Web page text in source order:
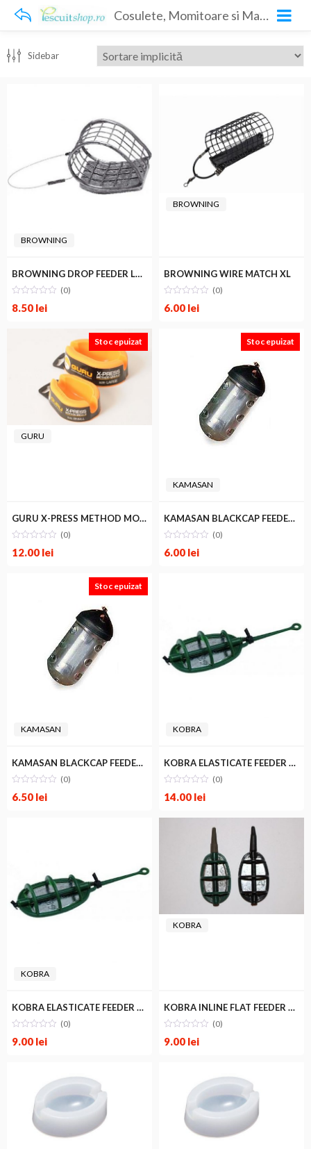
Cosulete, Momitoare si Matrite
Sidebar
BROWNING
BROWNING DROP FEEDER LARGE
(0)
8.50 lei
BROWNING
BROWNING WIRE MATCH XL
(0)
6.00 lei
Stoc epuizat
GURU
GURU X-PRESS METHOD MOULD L
(0)
12.00 lei
Stoc epuizat
KAMASAN
KAMASAN BLACKCAP FEEDER 20g SMALL
(0)
6.00 lei
Stoc epuizat
KAMASAN
KAMASAN BLACKCAP FEEDER 30g LARGE
(0)
6.50 lei
KOBRA
KOBRA ELASTICATE FEEDER MEDIUM
(0)
14.00 lei
KOBRA
KOBRA ELASTICATE FEEDER SMALL
(0)
9.00 lei
KOBRA
KOBRA INLINE FLAT FEEDER SMALL
(0)
9.00 lei